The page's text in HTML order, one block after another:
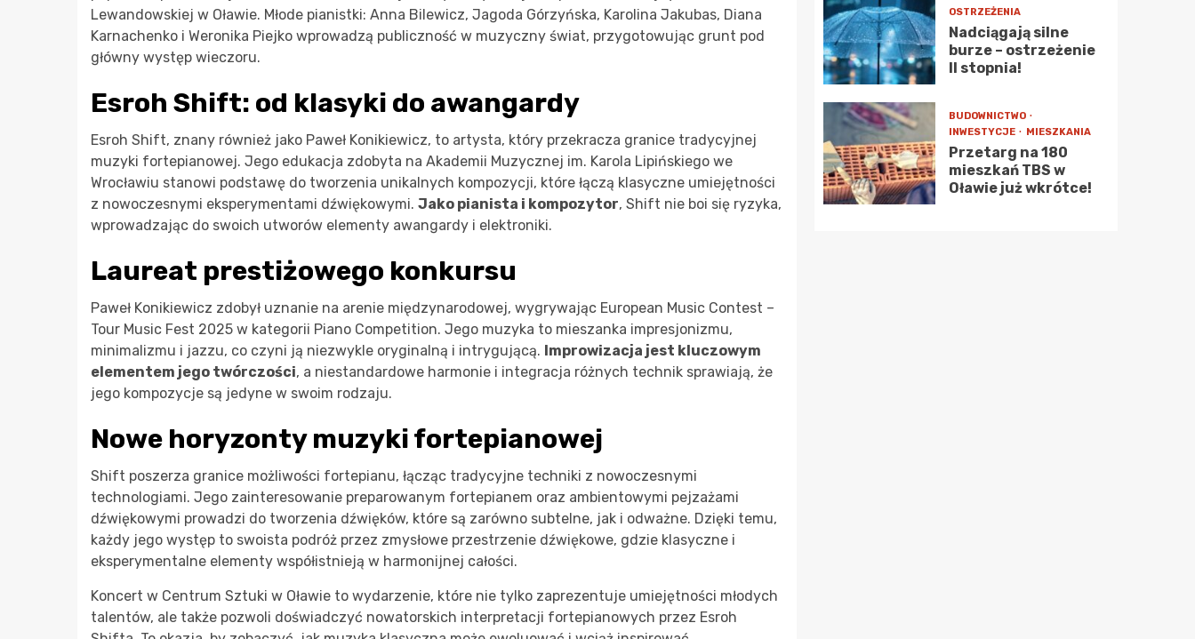
Lewandowskiej w Oławie. Młode pianistki: Anna Bilewicz, Jagoda Górzyńska, Karolina Jakubas, Diana
Karnachenko i Weronika Piejko wprowadzą publiczność w muzyczny świat, przygotowując grunt pod
główny występ wieczoru.
Esroh Shift: od klasyki do awangardy
Esroh Shift, znany również jako Paweł Konikiewicz, to artysta, który przekracza granice tradycyjnej
muzyki fortepianowej. Jego edukacja zdobyta na Akademii Muzycznej im. Karola Lipińskiego we
Wrocławiu stanowi podstawę do tworzenia unikalnych kompozycji, które łączą klasyczne umiejętności
z nowoczesnymi eksperymentami dźwiękowymi. Jako pianista i kompozytor, Shift nie boi się ryzyka,
wprowadzając do swoich utworów elementy awangardy i elektroniki.
Laureat prestiżowego konkursu
Paweł Konikiewicz zdobył uznanie na arenie międzynarodowej, wygrywając European Music Contest –
Tour Music Fest 2025 w kategorii Piano Competition. Jego muzyka to mieszanka impresjonizmu,
minimalizmu i jazzu, co czyni ją niezwykle oryginalną i intrygującą. Improwizacja jest kluczowym
elementem jego twórczości, a niestandardowe harmonie i integracja różnych technik sprawiają, że
jego kompozycje są jedyne w swoim rodzaju.
Nowe horyzonty muzyki fortepianowej
Shift poszerza granice możliwości fortepianu, łącząc tradycyjne techniki z nowoczesnymi
technologiami. Jego zainteresowanie preparowanym fortepianem oraz ambientowymi pejzażami
dźwiękowymi prowadzi do tworzenia dźwięków, które są zarówno subtelne, jak i odważne. Dzięki temu,
każdy jego występ to swoista podróż przez zmysłowe przestrzenie dźwiękowe, gdzie klasyczne i
eksperymentalne elementy współistnieją w harmonijnej całości.
Koncert w Centrum Sztuki w Oławie to wydarzenie, które nie tylko zaprezentuje umiejętności młodych
talentów, ale także pozwoli doświadczyć nowatorskich interpretacji fortepianowych przez Esroh
OSTRZEŻENIA
Nadciągają silne
burze – ostrzeżenie
II stopnia!
BUDOWNICTWO
INWESTYCJE
MIESZKANIA
Przetarg na 180
mieszkań TBS w
Oławie już wkrótce!